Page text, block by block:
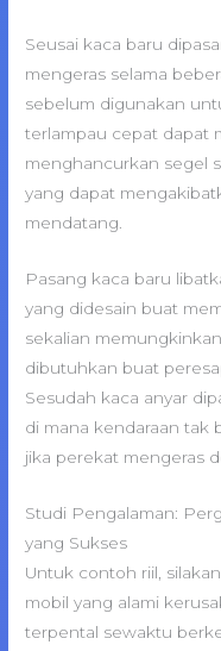
Seusai kaca baru
mengeras selama
sebelum digunakan
terlampau cepat dapat
menghancurkan segel
yang dapat
mendatang.
Pasang kaca baru
yang didesain buat
sekalian
dibutuhkan buat
Sesudah kaca anyar
di mana kendaraan tak
jika perekat mengeras
Studi Pengalaman:
yang Sukses
Untuk contoh riil,
mobil yang alami
terpental sewaktu